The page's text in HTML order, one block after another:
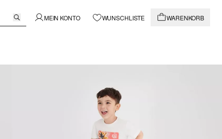
MEIN KONTO WUNSCHLISTE WARENKORB